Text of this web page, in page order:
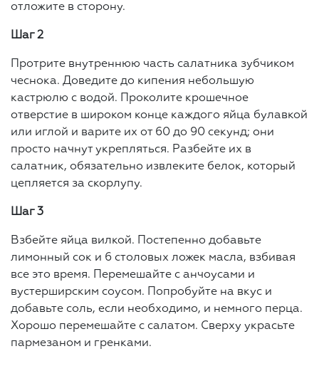
отложите в сторону.
Шаг 2
Протрите внутреннюю часть салатника зубчиком
чеснока. Доведите до кипения небольшую
кастрюлю с водой. Проколите крошечное
отверстие в широком конце каждого яйца булавкой
или иглой и варите их от 60 до 90 секунд; они
просто начнут укрепляться. Разбейте их в
салатник, обязательно извлеките белок, который
цепляется за скорлупу.
Шаг 3
Взбейте яйца вилкой. Постепенно добавьте
лимонный сок и 6 столовых ложек масла, взбивая
все это время. Перемешайте с анчоусами и
вустерширским соусом. Попробуйте на вкус и
добавьте соль, если необходимо, и немного перца.
Хорошо перемешайте с салатом. Сверху украсьте
пармезаном и гренками.